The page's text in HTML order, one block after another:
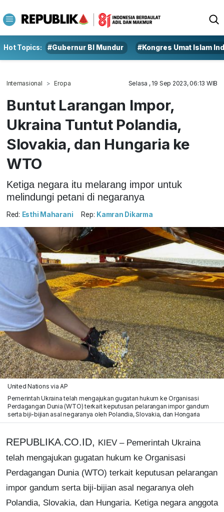
Hot Topics: #Gubernur BI Mundur #Kongres Umat Islam
Internasional Eropa Selasa , 19 Sep 2023, 06:13 WIB
Buntut Larangan Impor,
Ukraina Tuntut Polandia,
Slovakia, dan Hungaria ke
WTO
Ketiga negara itu melarang impor untuk
melindungi petani di negaranya
Red: Esthi Maharani Rep: Kamran Dikarma
United Nations via AP
Pemerintah Ukraina telah mengajukan gugatan hukum ke Organisasi
Perdagangan Dunia (WTO) terkait keputusan pelarangan impor gandum
serta biji-bijian asal negaranya oleh Polandia, Slovakia, dan Hongaria
REPUBLIKA.CO.ID, KIEV – Pemerintah Ukraina
telah mengajukan gugatan hukum ke Organisasi
Perdagangan Dunia (WTO) terkait keputusan pelarangan
impor gandum serta biji-bijian asal negaranya oleh
Polandia, Slovakia, dan Hungaria. Ketiga negara anggota